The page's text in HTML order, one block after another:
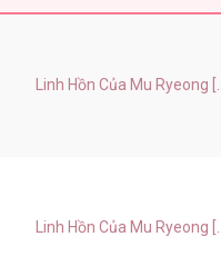
Linh Hồn Của Mu Ryeong
Linh Hồn Của Mu Ryeong